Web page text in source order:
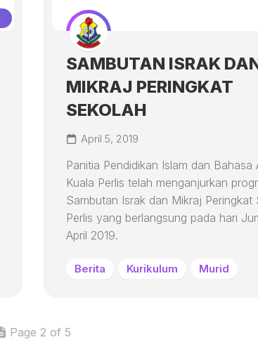
SAMBUTAN ISRAK
MIKRAJ PERINGKAT
SEKOLAH
April 5, 2019
Panitia Pendidikan Islam dan Bahasa
Kuala Perlis telah menganjurkan
Sambutan Israk dan Mikraj Peringkat
Perlis yang berlangsung pada hari
April 2019.
Berita Kurikulum Murid
Page 2 of 5